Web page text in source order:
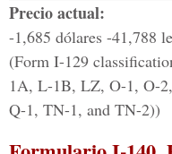
Precio actual:
-1,685 dólares -41,788
(Form I-129
1A, L-1B, LZ, O-1, O-2,
Q-1, TN-1, and TN-2))